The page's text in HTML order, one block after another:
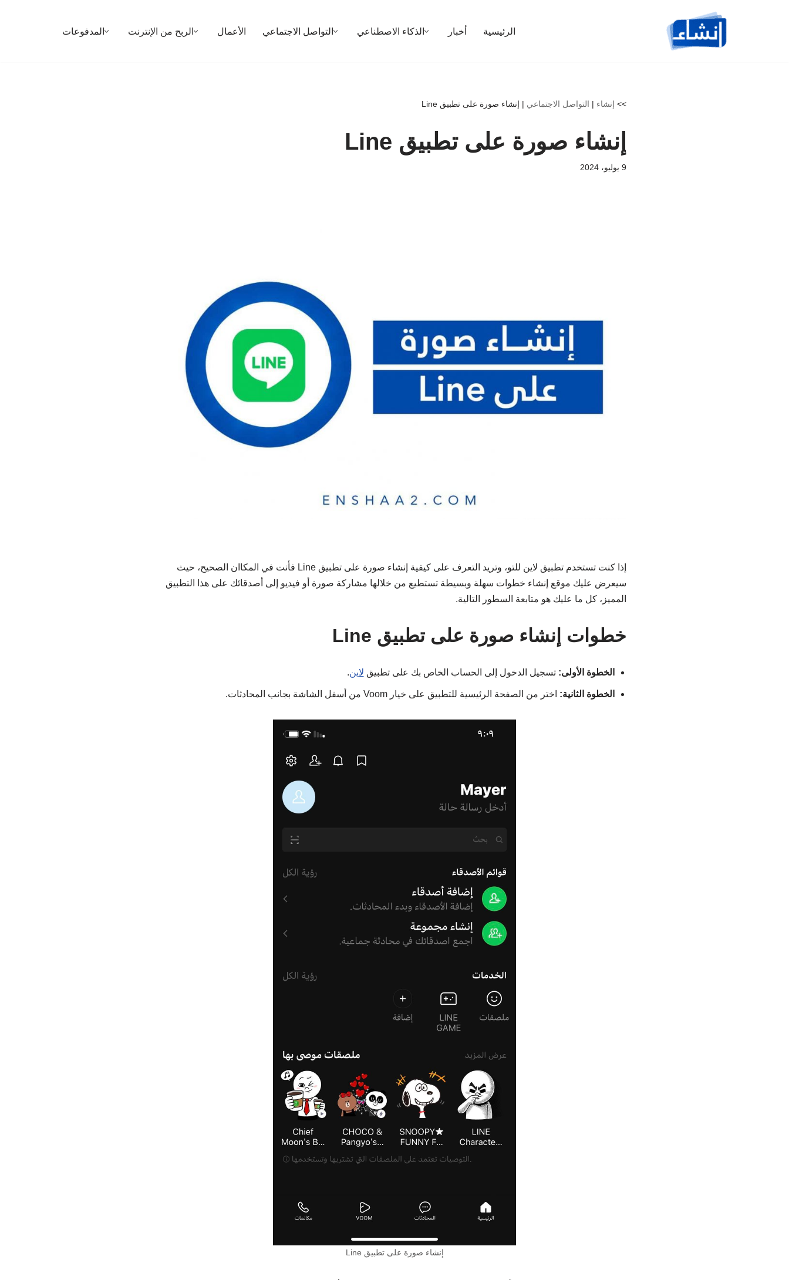
الرئيسية أخبار الذكاء الاصطناعي التواصل الاجتماعي الأعمال الربح من الإنترنت المدفوعات
>> إنشاء | التواصل الاجتماعي | إنشاء صورة على تطبيق Line
إنشاء صورة على تطبيق Line
9 يوليو، 2024
إذا كنت تستخدم تطبيق لاين للتو، وتريد التعرف على كيفية إنشاء صورة على تطبيق Line فأنت في المكاان الصحيح، حيث
سيعرض عليك موقع إنشاء خطوات سهلة وبسيطة تستطيع من خلالها مشاركة صورة أو فيديو إلى أصدقائك على هذا التطبيق
المميز، كل ما عليك هو متابعة السطور التالية.
خطوات إنشاء صورة على تطبيق Line
الخطوة الأولى: تسجيل الدخول إلى الحساب الخاص بك على تطبيق لاين.
الخطوة الثانية: اختر من الصفحة الرئيسية للتطبيق على خيار Voom من أسفل الشاشة بجانب المحادثات.
إنشاء صورة على تطبيق Line